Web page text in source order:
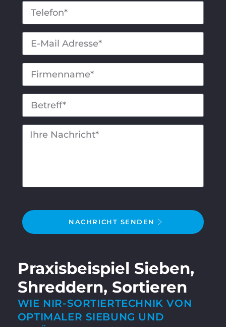
NACHRICHT SENDEN
Praxisbeispiel Sieben,
Shreddern, Sortieren
WIE NIR-SORTIERTECHNIK VON
OPTIMALER SIEBUNG UND